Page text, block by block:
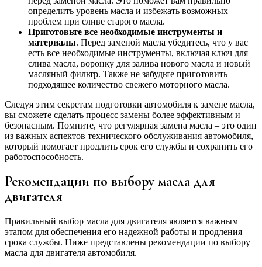
определить уровень масла и избежать возможных
проблем при сливе старого масла.
Приготовьте все необходимые инструменты и
материалы. Перед заменой масла убедитесь, что у вас
есть все необходимые инструменты, включая ключ для
слива масла, воронку для залива нового масла и новый
масляный фильтр. Также не забудьте приготовить
подходящее количество свежего моторного масла.
Следуя этим секретам подготовки автомобиля к замене масла,
вы сможете сделать процесс замены более эффективным и
безопасным. Помните, что регулярная замена масла – это один
из важных аспектов технического обслуживания автомобиля,
который помогает продлить срок его службы и сохранить его
работоспособность.
Рекомендации по выбору масла для
двигателя
Правильный выбор масла для двигателя является важным
этапом для обеспечения его надежной работы и продления
срока службы. Ниже представлены рекомендации по выбору
масла для двигателя автомобиля.